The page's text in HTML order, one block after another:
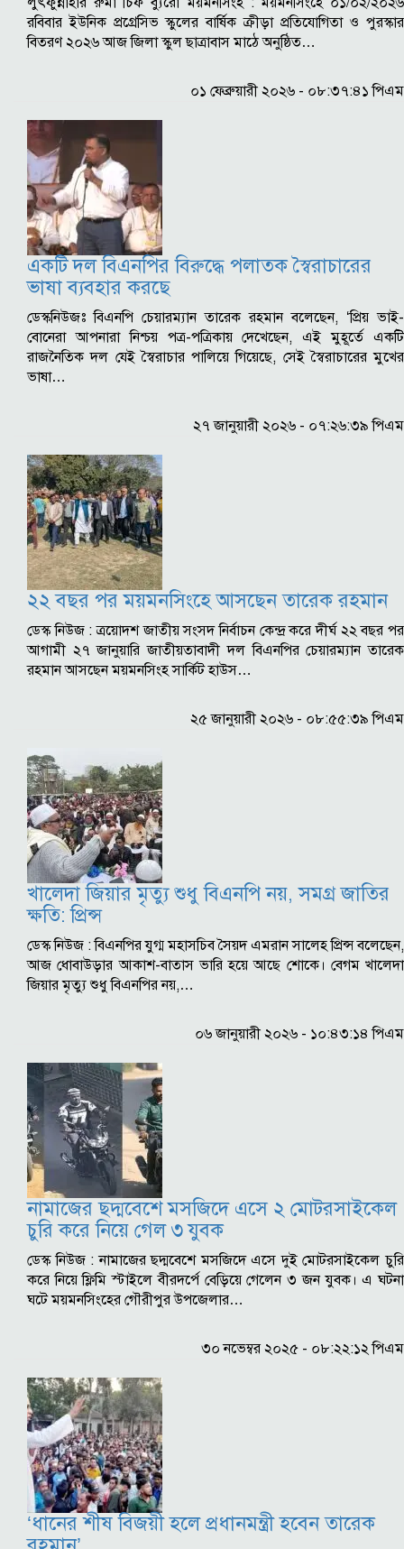
রবিবার ইউনিক প্রগ্রেসিভ স্কুলের বার্ষিক ক্রীড়া প্রতিযোগিতা ও পুরস্কার
বিতরণ ২০২৬ আজ জিলা স্কুল ছাত্রাবাস মাঠে অনুষ্ঠিত…
০১ ফেব্রুয়ারী ২০২৬ - ০৮:৩৭:৪১ পিএম
একটি দল বিএনপির বিরুদ্ধে পলাতক স্বৈরাচারের
ভাষা ব্যবহার করছে
ডেস্কনিউজঃ বিএনপি চেয়ারম্যান তারেক রহমান বলেছেন, ‘প্রিয় ভাই-
বোনেরা আপনারা নিশ্চয় পত্র-পত্রিকায় দেখেছেন, এই মুহূর্তে একটি
রাজনৈতিক দল যেই স্বৈরাচার পালিয়ে গিয়েছে, সেই স্বৈরাচারের মুখের
ভাষা…
২৭ জানুয়ারী ২০২৬ - ০৭:২৬:৩৯ পিএম
২২ বছর পর ময়মনসিংহে আসছেন তারেক রহমান
ডেস্ক নিউজ : ত্রয়োদশ জাতীয় সংসদ নির্বাচন কেন্দ্র করে দীর্ঘ ২২ বছর পর
আগামী ২৭ জানুয়ারি জাতীয়তাবাদী দল বিএনপির চেয়ারম্যান তারেক
রহমান আসছেন ময়মনসিংহ সার্কিট হাউস…
২৫ জানুয়ারী ২০২৬ - ০৮:৫৫:৩৯ পিএম
খালেদা জিয়ার মৃত্যু শুধু বিএনপি নয়, সমগ্র জাতির
ক্ষতি: প্রিন্স
ডেস্ক নিউজ : বিএনপির যুগ্ম মহাসচিব সৈয়দ এমরান সালেহ প্রিন্স বলেছেন,
আজ ধোবাউড়ার আকাশ-বাতাস ভারি হয়ে আছে শোকে। বেগম খালেদা
জিয়ার মৃত্যু শুধু বিএনপির নয়,…
০৬ জানুয়ারী ২০২৬ - ১০:৪৩:১৪ পিএম
নামাজের ছদ্মবেশে মসজিদে এসে ২ মোটরসাইকেল
চুরি করে নিয়ে গেল ৩ যুবক
ডেস্ক নিউজ : নামাজের ছদ্মবেশে মসজিদে এসে দুই মোটরসাইকেল চুরি
করে নিয়ে ফ্লিমি স্টাইলে বীরদর্পে বেড়িয়ে গেলেন ৩ জন যুবক। এ ঘটনা
ঘটে ময়মনসিংহের গৌরীপুর উপজেলার…
৩০ নভেম্বর ২০২৫ - ০৮:২২:১২ পিএম
‘ধানের শীষ বিজয়ী হলে প্রধানমন্ত্রী হবেন তারেক